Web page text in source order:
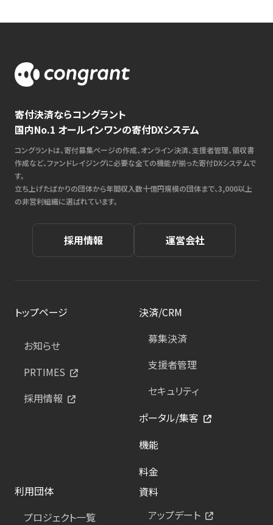
寄付決済ならコングラント
国内No.1 オールインワンの寄付DXシステム
コングラントは、寄付募集ページの作成、オンライン決済、支援者管理、領収書
作成など、ファンドレイジングに必要な全ての機能が揃った寄付DXシステムで
す。
立ち上げたばかりの団体から年間収入数十億円規模の団体まで、3,000以上
の非営利組織に選ばれています。
採用情報 運営会社
トップページ
お知らせ
PRTIMES
採用情報
決済/CRM
募集決済
支援者管理
セキュリティ
ポータル/集客
機能
料金
利用団体
プロジェクト一覧
資料
アップデート